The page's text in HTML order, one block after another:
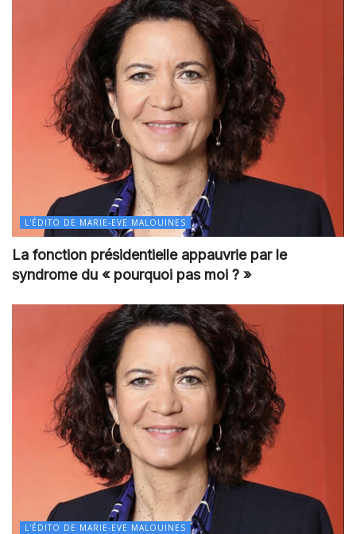
L'ÉDITO DE MARIE-EVE MALOUINES
La fonction présidentielle appauvrie par le
syndrome du « pourquoi pas moi ? »
L'ÉDITO DE MARIE-EVE MALOUINES